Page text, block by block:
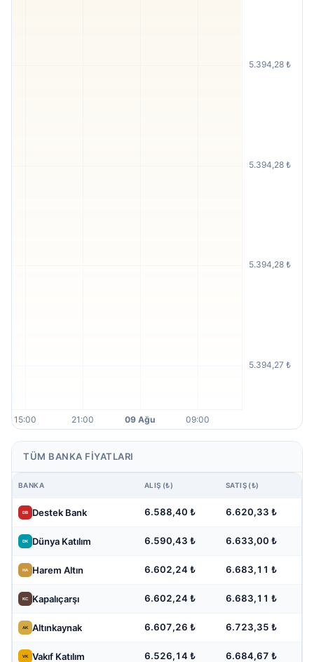
TÜM BANKA FIYATLARI
BANKA ALIŞ (₺) SATIŞ (₺)
Destek Bank 6.588,40 ₺ 6.620,33 ₺
Dünya Katılım 6.590,43 ₺ 6.633,00 ₺
Harem Altın 6.602,24 ₺ 6.683,11 ₺
Kapalıçarşı 6.602,24 ₺ 6.683,11 ₺
Altınkaynak 6.607,26 ₺ 6.723,35 ₺
Vakıf Katılım 6.526,14 ₺ 6.684,67 ₺